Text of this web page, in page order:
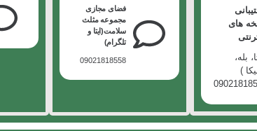
های
بله،
)
فضای مجازی
مجموعه مثلث
سلامت(ایتا و
تلگرام)
09021818558